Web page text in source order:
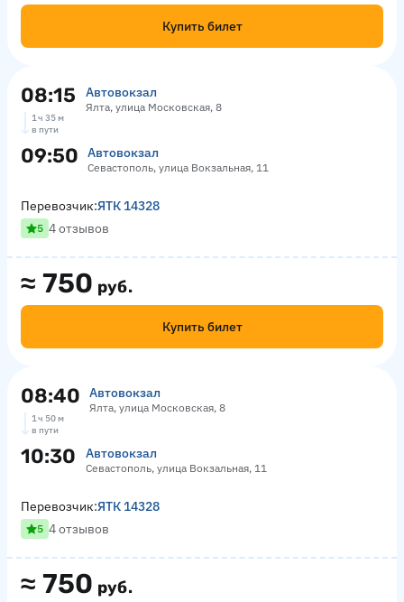
Купить билет
08:15 Автовокзал
Ялта, улица Московская, 8
1 ч 35 м
в пути
09:50 Автовокзал
Севастополь, улица Вокзальная, 11
≈ 750 руб.
Купить билет
Перевозчик:ЯТК 14328
5 4 отзывов
08:40 Автовокзал
Ялта, улица Московская, 8
1 ч 50 м
в пути
10:30 Автовокзал
Севастополь, улица Вокзальная, 11
≈ 750 руб.
Перевозчик:ЯТК 14328
5 4 отзывов